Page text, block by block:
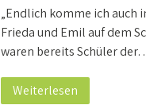
„Endlich komme ich auch
Frieda und Emil auf dem
waren bereits Schüler
Weiterlesen